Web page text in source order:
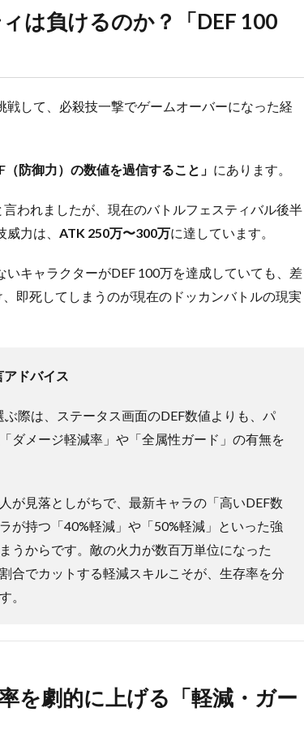
は負けるのか？「DEF 100
戦して、必殺技一撃でゲームオーバーになった経
（防御力）の数値を過信すること」 にあります。
われましたが、現在のバトルフェスティバル後半
力は、 ATK 250万〜300万に達しています。
キャラクターがDEF 100万を達成していても、差
、即死してしまうのが現在のドッカンバトルの現実
ドバイス
ぶ際は、ステータス画面のDEF数値よりも、パ
ダメージ軽減率」や「全属性ガード」の有無を
が見落としがちで、最新キャラの「高いDEF数
が持つ「40%軽減」や「50%軽減」といった強
うからです。敵の火力が数百万単位になった
合でカットする軽減スキルこそが、生存率を分
。
を劇的に上げる「軽減・ガー